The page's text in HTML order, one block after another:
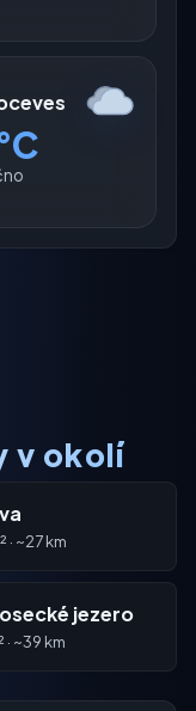
v okolí
· ~27 km
jezero
· ~39 km